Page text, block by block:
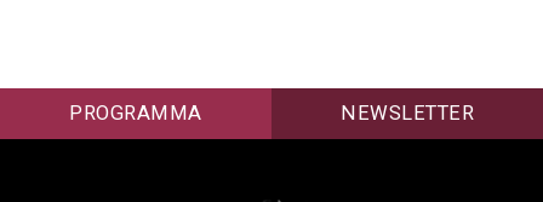
PROGRAMMA NEWSLETTER